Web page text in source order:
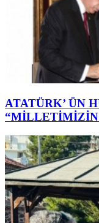
ATATÜRK’ ÜN
“MİLLETİMİZİN